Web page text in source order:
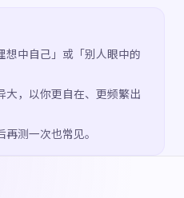
想中自己」或「别人眼中的
大，以你更自在、更频繁出
测一次也常见。